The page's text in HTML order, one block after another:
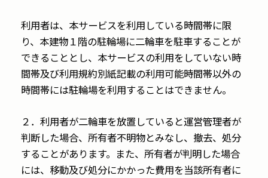
利用者は、本サービスを利用している時間帯に限
り、本建物１階の駐輪場に二輪車を駐車することが
できることとし、本サービスの利用をしていない時
間帯及び利用規約別紙記載の利用可能時間帯以外の
時間帯には駐輪場を利用することはできません。
２．利用者が二輪車を放置していると運営管理者が
判断した場合、所有者不明物とみなし、撤去、処分
することがあります。また、所有者が判明した場合
には、移動及び処分にかかった費用を当該所有者に